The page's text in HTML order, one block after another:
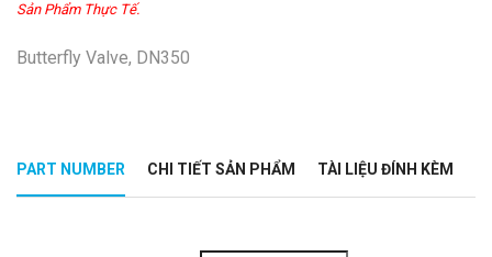
Sản Phẩm Thực Tế.
Butterfly Valve, DN350
PART NUMBER CHI TIẾT SẢN PHẨM TÀI LIỆU ĐÍNH KÈM